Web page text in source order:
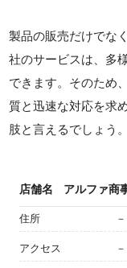
製品の販売だけでな
社のサービスは、多
できます。そのため
質と迅速な対応を求
肢と言えるでしょう。
店舗名 アルファ商
住所 －
アクセス －